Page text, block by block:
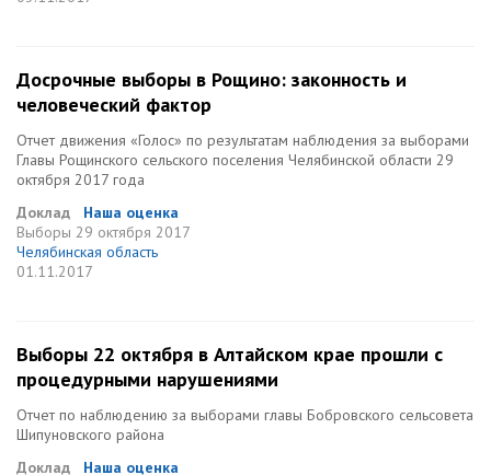
Досрочные выборы в Рощино: законность и
человеческий фактор
Отчет движения «Голос» по результатам наблюдения за выборами
Главы Рощинского сельского поселения Челябинской области 29
октября 2017 года
Доклад
Наша оценка
Выборы 29 октября 2017
Челябинская область
01.11.2017
Выборы 22 октября в Алтайском крае прошли с
процедурными нарушениями
Отчет по наблюдению за выборами главы Бобровского сельсовета
Шипуновского района
Доклад
Наша оценка